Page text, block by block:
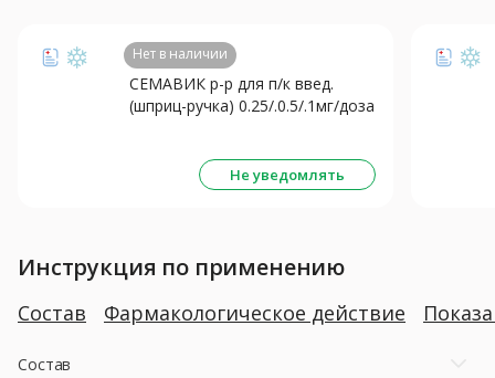
Нет в наличии
СЕМАВИК р-р для п/к введ.
(шприц-ручка) 0.25/.0.5/.1мг/доза
Не уведомлять
Инструкция по применению
Состав Фармакологическое действие
Состав